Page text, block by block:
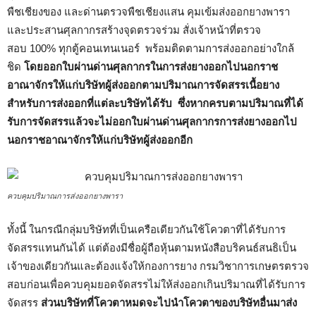
พืชเชียงของ และด่านตรวจพืชเชียงแสน คุมเข้มส่งออกยางพารา
และประสานศุลกากรสร้างจุดตรวจร่วม สั่งเจ้าหน้าที่ตรวจ
สอบ 100% ทุกตู้คอนเทนเนอร์ พร้อมติดตามการส่งออกอย่างใกล้
ชิด โดยออกใบผ่านด่านศุลกากรในการส่งยางออกไปนอกราช
อาณาจักรให้แก่บริษัทผู้ส่งออกตามปริมาณการจัดสรรเนื้อยาง
สำหรับการส่งออกที่แต่ละบริษัทได้รับ ซึ่งหากครบตามปริมาณที่ได้
รับการจัดสรรแล้วจะไม่ออกใบผ่านด่านศุลกากรการส่งยางออกไป
นอกราชอาณาจักรให้แก่บริษัทผู้ส่งออกอีก
ควบคุมปริมาณการส่งออกยางพารา
ทั้งนี้ ในกรณีกลุ่มบริษัทที่เป็นเครือเดียวกันใช้โควตาที่ได้รับการ
จัดสรรแทนกันได้ แต่ต้องมีชื่อผู้ถือหุ้นตามหนังสือบริคนธ์สนธิเป็น
เจ้าของเดียวกันและต้องแจ้งให้กองการยาง กรมวิชาการเกษตรตรวจ
สอบก่อนเพื่อควบคุมยอดจัดสรรไม่ให้ส่งออกเกินปริมาณที่ได้รับการ
จัดสรร ส่วนบริษัทที่โควตาหมดจะไปนำโควตาของบริษัทอื่นมาส่ง